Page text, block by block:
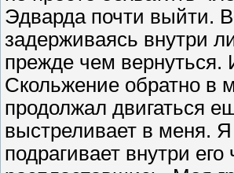
Эдварда почти выйти.
задерживаясь внутри
прежде чем вернуться.
Скольжение обратно в
продолжал двигаться
выстреливает в меня.
подрагивает внутри